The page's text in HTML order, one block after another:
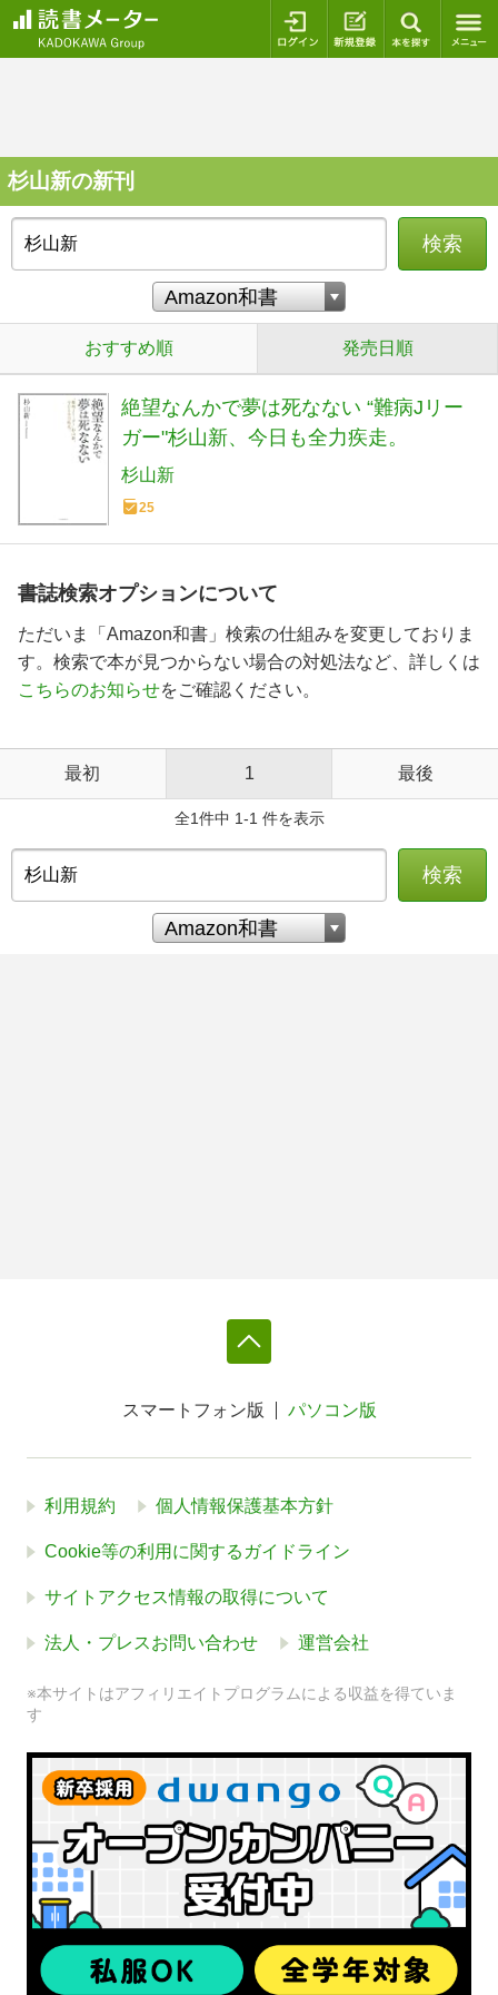
ログイン 新規登録
杉山新の新刊
検索
おすすめ順 発売日順
絶望なんかで夢は死なない “難病Jリー
ガー"杉山新、今日も全力疾走。
杉山新
25
書誌検索オプションについて
ただいま「Amazon和書」検索の仕組みを変更しておりま
す。検索で本が見つからない場合の対処法など、詳しくは
こちらのお知らせをご確認ください。
最初 1 最後
全1件中 1-1 件を表示
検索
スマートフォン版 パソコン版
利用規約 個人情報保護基本方針
Cookie等の利用に関するガイドライン
サイトアクセス情報の取得について
法人・プレスお問い合わせ 運営会社
※本サイトはアフィリエイトプログラムによる収益を得ていま
す